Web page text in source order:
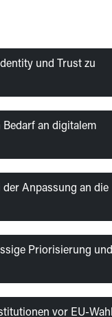
und Trust zu
an digitalem
Anpassung an die
Priorisierung und
vor EU-Wahl